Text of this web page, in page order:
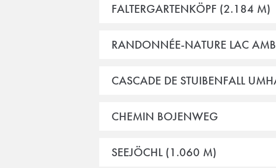
FALTERGARTENKÖPF (2.184 M)
RANDONNÉE-NATURE LAC
CASCADE DE STUIBENFALL
CHEMIN BOJENWEG
SEEJÖCHL (1.060 M)